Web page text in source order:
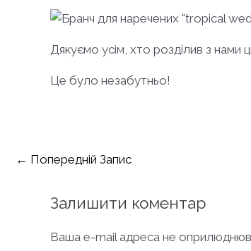
Дякуємо усім, хто розділив з нами
Це було незабутньо!
Навігація
← Попередній Запис
Залишити коментар
Ваша e-mail адреса не